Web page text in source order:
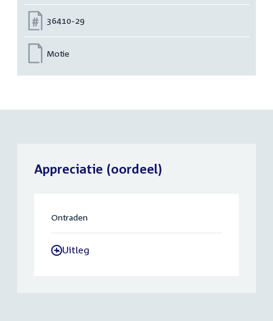
Nummer:
36410-29
Motie
Appreciatie (oordeel)
Ontraden
-Uitleg